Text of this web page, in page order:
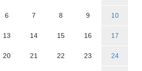
6 7 8 9 10
13 14 15 16 17
20 21 22 23 24